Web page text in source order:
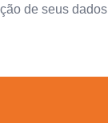
de seus dados